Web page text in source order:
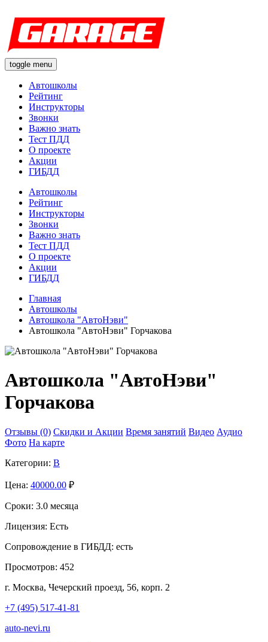
toggle menu
Автошколы
Рейтинг
Инструкторы
Звонки
Важно знать
Тест ПДД
О проекте
Акции
ГИБДД
Автошколы
Рейтинг
Инструкторы
Звонки
Важно знать
Тест ПДД
О проекте
Акции
ГИБДД
Главная
Автошколы
Автошкола "АвтоНэви"
Автошкола "АвтоНэви" Горчакова
Автошкола "АвтоНэви"
Горчакова
Отзывы (0) Скидки и Акции Время занятий Видео Аудио
Фото На карте
Категории: B
Цена: 40000.00 ₽
Сроки: 3.0 месяца
Лицензия: Есть
Сопровождение в ГИБДД: есть
Просмотров: 452
г. Москва, Чечерский проезд, 56, корп. 2
+7 (495) 517-41-81
auto-nevi.ru